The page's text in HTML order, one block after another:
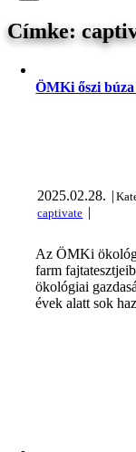
ÖMKi őszi
2025.02.28. |
|
Az ÖMKi
farm
ökológiai
évek alatt sok